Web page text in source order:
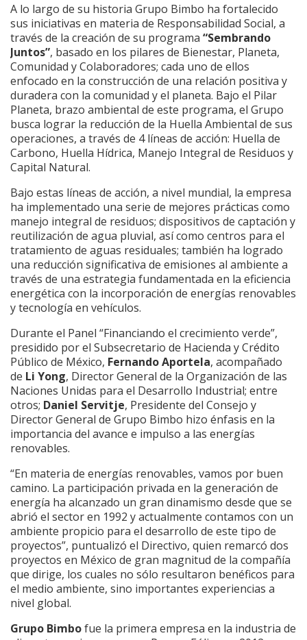
A lo largo de su historia Grupo Bimbo ha fortalecido
sus iniciativas en materia de Responsabilidad Social, a
través de la creación de su programa “Sembrando
Juntos”, basado en los pilares de Bienestar, Planeta,
Comunidad y Colaboradores; cada uno de ellos
enfocado en la construcción de una relación positiva y
duradera con la comunidad y el planeta. Bajo el Pilar
Planeta, brazo ambiental de este programa, el Grupo
busca lograr la reducción de la Huella Ambiental de sus
operaciones, a través de 4 líneas de acción: Huella de
Carbono, Huella Hídrica, Manejo Integral de Residuos y
Capital Natural.
Bajo estas líneas de acción, a nivel mundial, la empresa
ha implementado una serie de mejores prácticas como
manejo integral de residuos; dispositivos de captación y
reutilización de agua pluvial, así como centros para el
tratamiento de aguas residuales; también ha logrado
una reducción significativa de emisiones al ambiente a
través de una estrategia fundamentada en la eficiencia
energética con la incorporación de energías renovables
y tecnología en vehículos.
Durante el Panel “Financiando el crecimiento verde”,
presidido por el Subsecretario de Hacienda y Crédito
Público de México, Fernando Aportela, acompañado
de Li Yong, Director General de la Organización de las
Naciones Unidas para el Desarrollo Industrial; entre
otros; Daniel Servitje, Presidente del Consejo y
Director General de Grupo Bimbo hizo énfasis en la
importancia del avance e impulso a las energías
renovables.
“En materia de energías renovables, vamos por buen
camino. La participación privada en la generación de
energía ha alcanzado un gran dinamismo desde que se
abrió el sector en 1992 y actualmente contamos con un
ambiente propicio para el desarrollo de este tipo de
proyectos”, puntualizó el Directivo, quien remarcó dos
proyectos en México de gran magnitud de la compañía
que dirige, los cuales no sólo resultaron benéficos para
el medio ambiente, sino importantes experiencias a
nivel global.
Grupo Bimbofue la primera empresa en la industria de